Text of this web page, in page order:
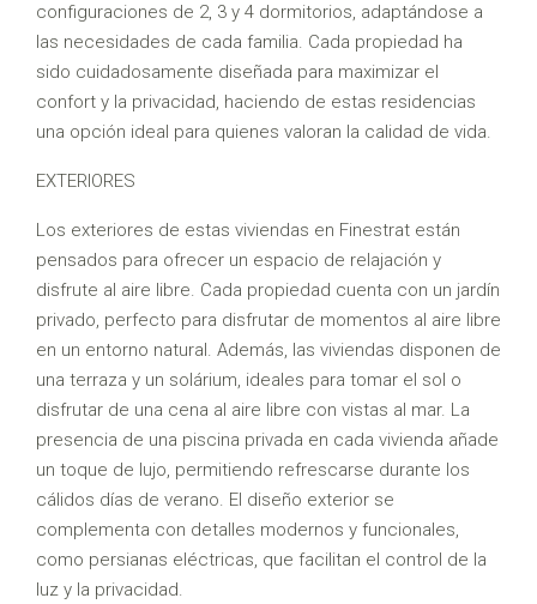
configuraciones de 2, 3 y 4 dormitorios, adaptándose a
las necesidades de cada familia. Cada propiedad ha
sido cuidadosamente diseñada para maximizar el
confort y la privacidad, haciendo de estas residencias
una opción ideal para quienes valoran la calidad de vida.
EXTERIORES
Los exteriores de estas viviendas en Finestrat están
pensados para ofrecer un espacio de relajación y
disfrute al aire libre. Cada propiedad cuenta con un jardín
privado, perfecto para disfrutar de momentos al aire libre
en un entorno natural. Además, las viviendas disponen de
una terraza y un solárium, ideales para tomar el sol o
disfrutar de una cena al aire libre con vistas al mar. La
presencia de una piscina privada en cada vivienda añade
un toque de lujo, permitiendo refrescarse durante los
cálidos días de verano. El diseño exterior se
complementa con detalles modernos y funcionales,
como persianas eléctricas, que facilitan el control de la
luz y la privacidad.